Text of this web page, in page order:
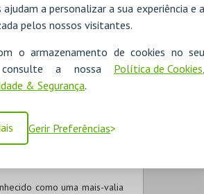
a personalizar a sua experiência e a
pelos nossos visitantes.
o armazenamento de cookies no seu
consulte a nossa Política de Cookies,
& Segurança.
Gerir Preferências
atenção personalizada no
de eventos e produtos,
e para que possa oferecer
da sua responsabilidade,
a grandeza da entidade e
como uma mais-valia